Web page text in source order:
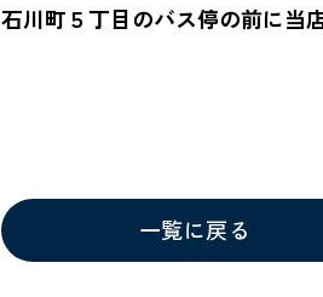
石川町５丁目のバス停の前に当
一覧に戻る